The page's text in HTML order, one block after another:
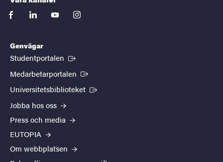
facebooklinkedinyoutubeinstagram
Genvägar
Studentportalen (Extern länk)
Medarbetarportalen (Extern länk)
Universitetsbiblioteket (Extern länk)
Jobba hos oss
Press och media
EUTOPIA
Om webbplatsen